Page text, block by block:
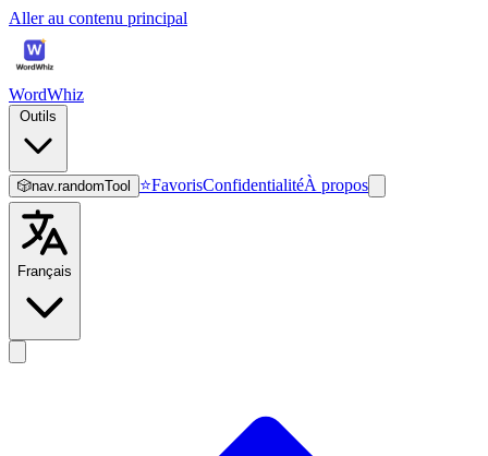
Aller au contenu principal
WordWhiz
🎲nav.randomTool ⭐FavorisConfidentialitéÀ propos
Français